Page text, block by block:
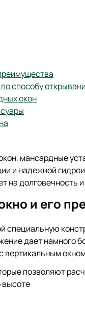
способу
окон
мансардные
и надежной
на долговечность
и его
специальную
дает намного
позволяют
высоте